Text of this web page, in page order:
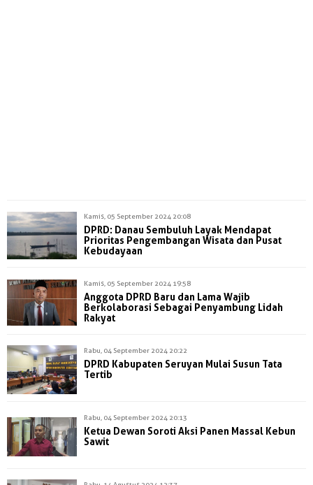
Kamis, 05 September 2024 20:08
DPRD: Danau Sembuluh Layak Mendapat
Prioritas Pengembangan Wisata dan Pusat
Kebudayaan
Kamis, 05 September 2024 19:58
Anggota DPRD Baru dan Lama Wajib
Berkolaborasi Sebagai Penyambung Lidah
Rakyat
Rabu, 04 September 2024 20:22
DPRD Kabupaten Seruyan Mulai Susun Tata
Tertib
Rabu, 04 September 2024 20:13
Ketua Dewan Soroti Aksi Panen Massal Kebun
Sawit